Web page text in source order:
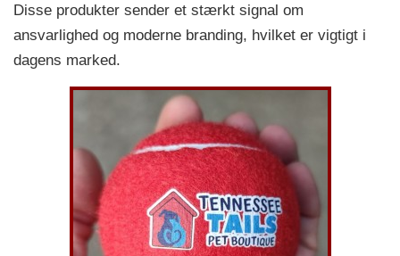
Disse produkter sender et stærkt signal om
ansvarlighed og moderne branding, hvilket er vigtigt i
dagens marked.